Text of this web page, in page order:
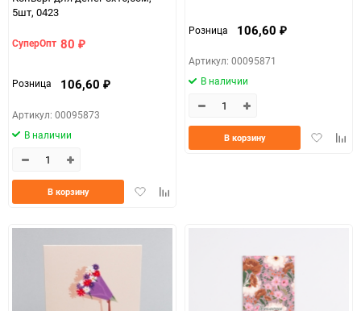
5шт, 0423
СуперОпт 80 ₽
Розница 106,60 ₽
Артикул: 00095873
В наличии
ДобавитьДобавить
В корзину
Розница 106,60 ₽
Артикул: 00095871
В наличии
Добавить
В корзину